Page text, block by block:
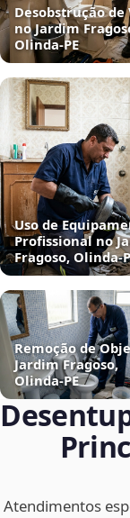
Desobstrução de
no Jardim
Olinda‑PE
Uso de
Profissional no
Fragoso,
Remoção de
Jardim Fragoso,
Olinda‑PE
Atendimentos